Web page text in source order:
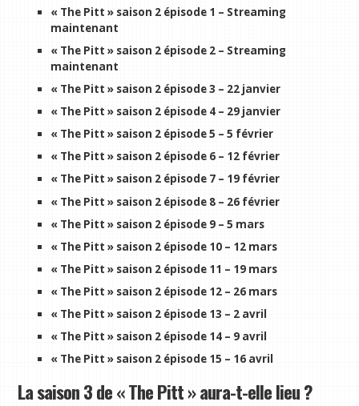
« The Pitt » saison 2 épisode 1 – Streaming
maintenant
« The Pitt » saison 2 épisode 2 – Streaming
maintenant
« The Pitt » saison 2 épisode 3 – 22 janvier
« The Pitt » saison 2 épisode 4 – 29 janvier
« The Pitt » saison 2 épisode 5 – 5 février
« The Pitt » saison 2 épisode 6 – 12 février
« The Pitt » saison 2 épisode 7 – 19 février
« The Pitt » saison 2 épisode 8 – 26 février
« The Pitt » saison 2 épisode 9 – 5 mars
« The Pitt » saison 2 épisode 10 – 12 mars
« The Pitt » saison 2 épisode 11 – 19 mars
« The Pitt » saison 2 épisode 12 – 26 mars
« The Pitt » saison 2 épisode 13 – 2 avril
« The Pitt » saison 2 épisode 14 – 9 avril
« The Pitt » saison 2 épisode 15 – 16 avril
La saison 3 de « The Pitt » aura-t-elle lieu ?